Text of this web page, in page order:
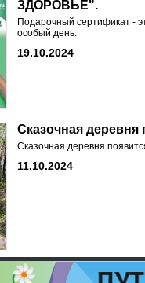
ЗДОРОВЬЕ".
Подарочный сертификат -
особый день.
19.10.2024
Сказочная деревня
Сказочная деревня
11.10.2024